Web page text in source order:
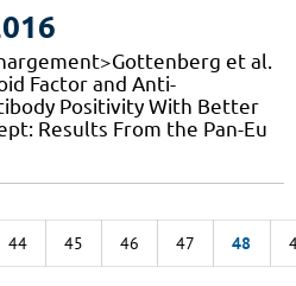
et al.
Factor and Anti-
Positivity With Better
Results From the Pan-Eu
44 45 46 47 48